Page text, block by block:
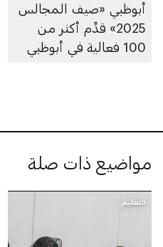
أبوظبي «صيف المجالس
2025» قدِّم أكثر من
100 فعالية في أبوظبي
مواضيع ذات صلة
التعليم